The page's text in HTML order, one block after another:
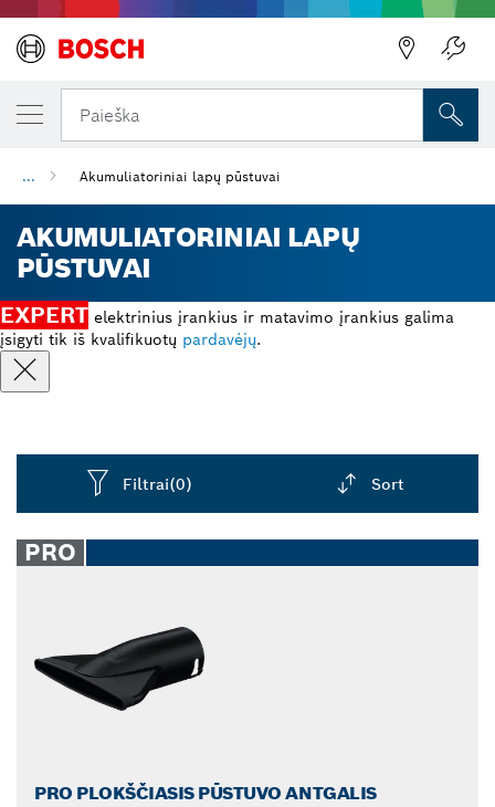
Paieška
... Akumuliatoriniai lapų pūstuvai
AKUMULIATORINIAI LAPŲ
PŪSTUVAI
EXPERT elektrinius įrankius ir matavimo įrankius galima
įsigyti tik iš kvalifikuotų pardavėjų.
Filtrai(0) Sort
closed
PRO
PRO PLOKŠČIASIS PŪSTUVO ANTGALIS